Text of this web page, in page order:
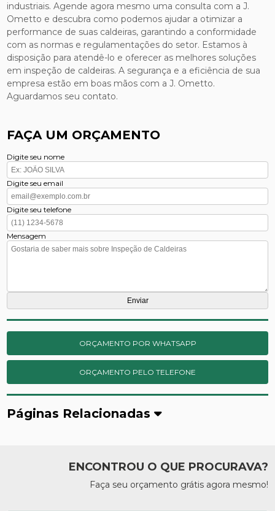
industriais. Agende agora mesmo uma consulta com a J.
Ometto e descubra como podemos ajudar a otimizar a
performance de suas caldeiras, garantindo a conformidade
com as normas e regulamentações do setor. Estamos à
disposição para atendê-lo e oferecer as melhores soluções
em inspeção de caldeiras. A segurança e a eficiência de sua
empresa estão em boas mãos com a J. Ometto.
Aguardamos seu contato.
FAÇA UM ORÇAMENTO
Digite seu nome
Digite seu email
Digite seu telefone
Mensagem
ORÇAMENTO POR WHATSAPP
ORÇAMENTO PELO TELEFONE
Páginas Relacionadas
ENCONTROU O QUE PROCURAVA?
Faça seu orçamento grátis agora mesmo!